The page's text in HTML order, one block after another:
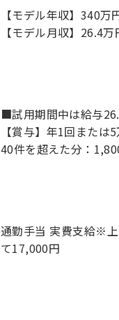
【モデル年収】340万
【モデル月収】26.4
■試用期間中は給与
【賞与】年1回または
40件を超えた分：
通勤手当 実費支給※
て17,000円